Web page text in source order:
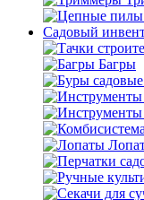
Садовый
Багры